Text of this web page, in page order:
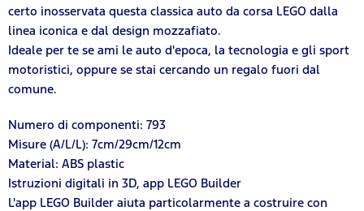
certo inosservata questa classica auto da corsa LEGO dalla
linea iconica e dal design mozzafiato.
Ideale per te se ami le auto d'epoca, la tecnologia e gli sport
motoristici, oppure se stai cercando un regalo fuori dal
comune.
Numero di componenti: 793
Misure (A/L/L): 7cm/29cm/12cm
Material: ABS plastic
Istruzioni digitali in 3D, app LEGO Builder
L'app LEGO Builder aiuta particolarmente a costruire con